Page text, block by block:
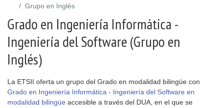
Grupo en Inglés
Grado en Ingeniería Informática -
Ingeniería del Software (Grupo en
Inglés)
La ETSII oferta un grupo del Grado en modalidad bilingüe con
Grado en Ingeniería Informática - Ingeniería del Software en
modalidad bilingüe accesible a través del DUA, en el que se